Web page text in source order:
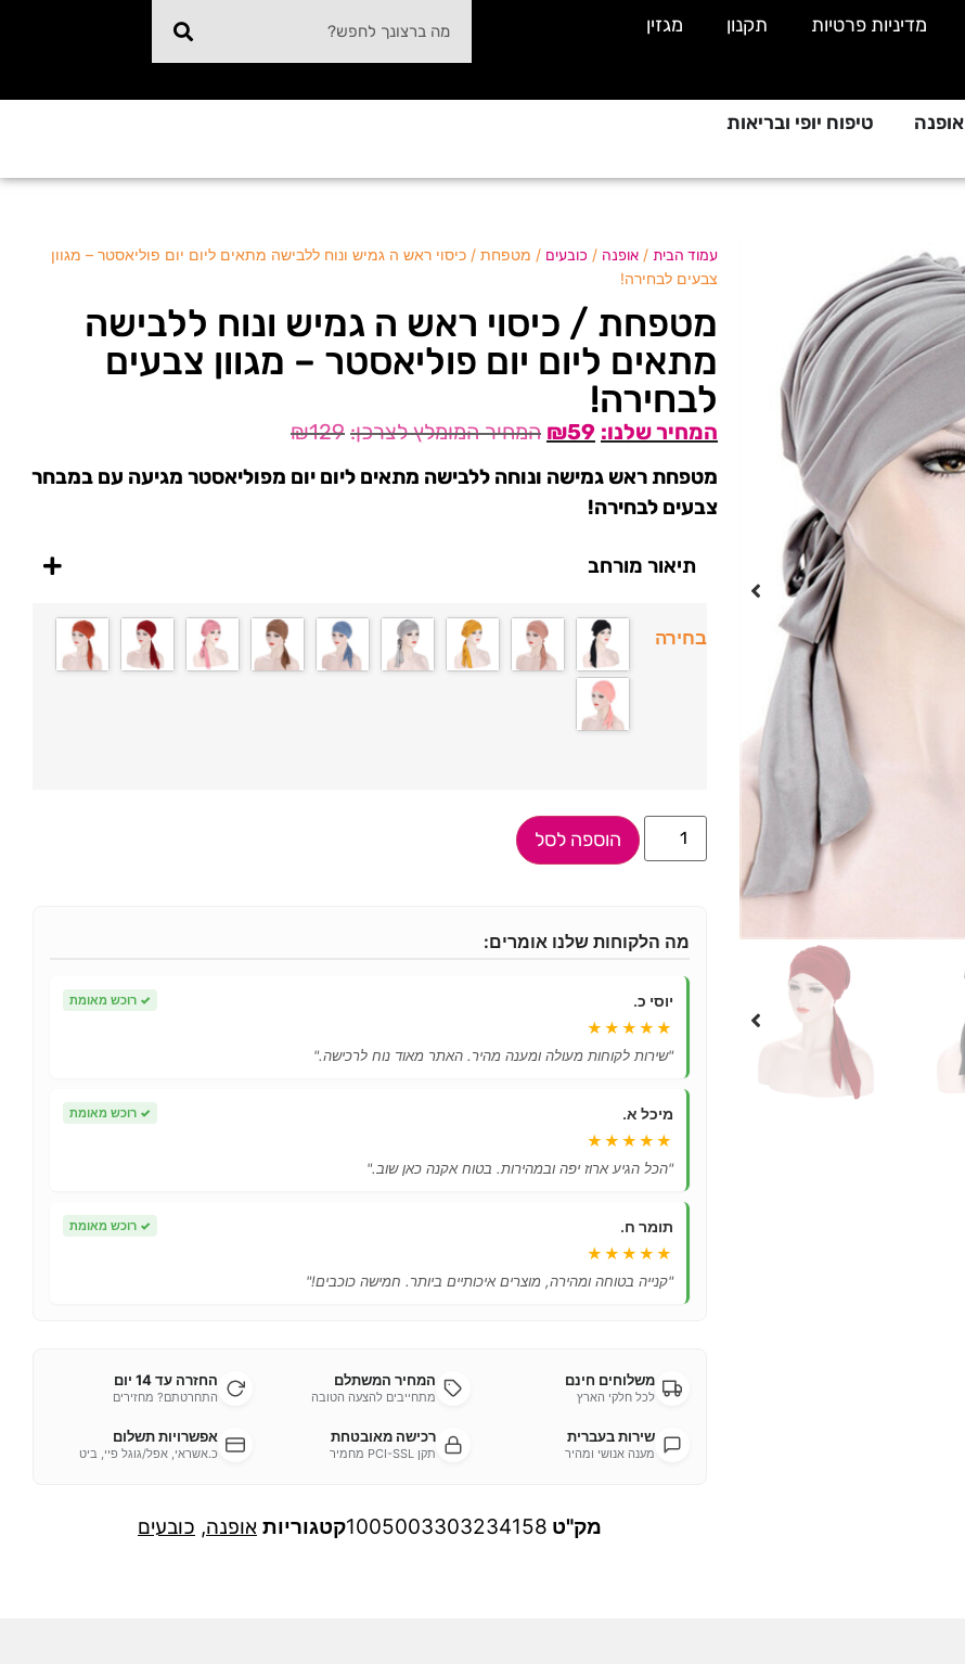
מדיניות פרטיות תקנון מגזין
אופנה טיפוח יופי ובריאות
עמוד הבית / אופנה / כובעים / מטפחת / כיסוי ראש ה גמיש ונוח ללבישה מתאים ליום יום פוליאסטר – מגוון
צבעים לבחירה!
מטפחת / כיסוי ראש ה גמיש ונוח ללבישה
מתאים ליום יום פוליאסטר – מגוון צבעים
לבחירה!
₪129 ₪59
מטפחת ראש גמישה ונוחה ללבישה מתאים ליום יום מפוליאסטר מגיעה עם במבחר
צבעים לבחירה!
תיאור מורחב
בחירה
הוספה לסל
מה הלקוחות שלנו אומרים:
יוסי כ. ✓ רוכש מאומת
★★★★★
"שירות לקוחות מעולה ומענה מהיר. האתר מאוד נוח לרכישה."
מיכל א. ✓ רוכש מאומת
★★★★★
"הכל הגיע ארוז יפה ובמהירות. בטוח אקנה כאן שוב."
תומר ח. ✓ רוכש מאומת
★★★★★
"קנייה בטוחה ומהירה, מוצרים איכותיים ביותר. חמישה כוכבים!"
משלוחים חינם
לכל חלקי הארץ
המחיר המשתלם
מתחייבים להצעה הטובה
החזרה עד 14 יום
התחרטתם? מחזירים
שירות בעברית
מענה אנושי ומהיר
רכישה מאובטחת
תקן PCI-SSL מחמיר
אפשרויות תשלום
כ.אשראי, אפל/גוגל פיי, ביט
מק"ט 1005003303234158קטגוריות אופנה, כובעים